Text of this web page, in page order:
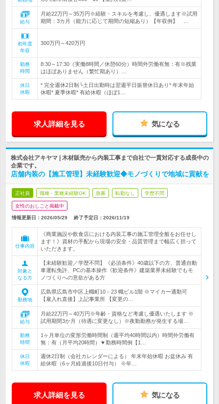
給与
月給22万円～35万円※経験・スキルを考慮し、優遇します※試用
期間：3カ月（能力に応じて期間の短縮あり）【年収例】 …
初年度
年収
300万円～420万円
勤務
時間
8:30～17:30（実働8時間／休憩60分）時間外労働有無：有※残業
はほぼありません（繁忙期あり）…
休日
休暇
* 完全週休2日制└土日出勤時は翌週平日振替休日あり* 年末年始
休暇* 夏季休暇* 有給休暇（ほぼ1…
求人詳細を見る 気になる
株式会社アキヤマ | 木材販売から内装工事まで自社で一貫対応する成長中の
企業です。
店舗内装の【施工管理】未経験歓迎◆モノづくりで地域に貢献を
正社員 職種・業種未経験OK 急募 転勤なし 学歴不問
女性のおしごと掲載中
情報更新日：2026/05/29 終了予定日： 2026/11/19
仕事内容
《商業施設や飲食店における内装工事の施工管理全般をお任せし
ます！》資材の手配から現場の安全・品質管理まで幅広く担って
いただきます。
対象と
なる方
【未経験歓迎／学歴不問】《必須条件》40歳以下の方、普通自動
車運転免許、PCの基本操作《歓迎条件》建築業界未経験でもモ
ノづくりへの意欲がある方
勤務地
広島県広島市中区上幟町10－23 幟ビル1階 ※マイカー通勤可
【雇入れ直後】上記事業所 【変更の…
給与
月給22万円～40万円※年齢・資格など考慮し優遇いたします ※
試用期間3か月（待遇に変更なし）※夜勤勤務が発生する場…
勤務
時間
1ヶ月単位の変形労働時間制（週平均40時間以内）時間外労働有
無：有（月平均20時間）▼勤務時間例【1…
休日
休暇
週休2日制（会社カレンダーによる） 年末年始休暇 お盆休み 有
給休暇（6ヶ月経過後10日付与） ※年…
求人詳細を見る 気になる